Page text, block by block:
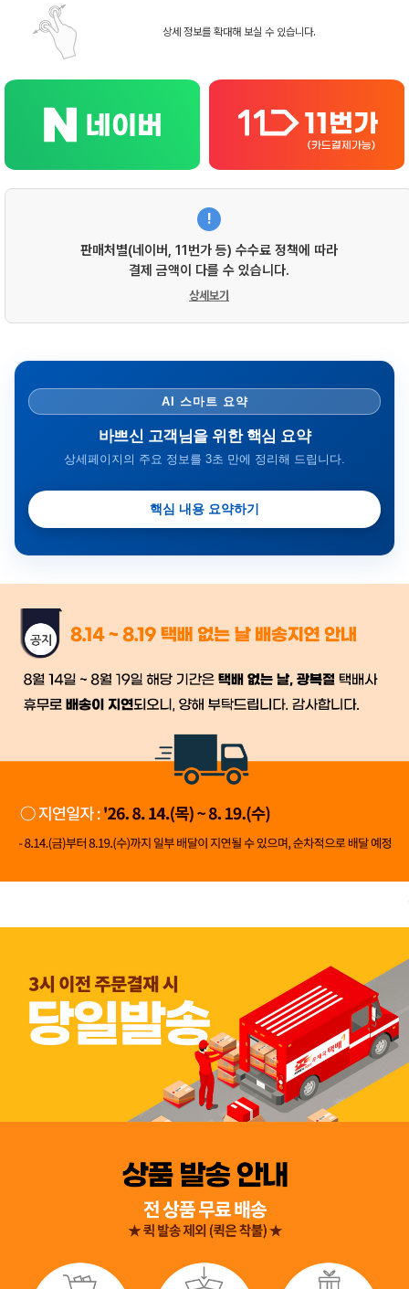
상세 정보를 확대해 보실 수 있습니다.
!
판매처별(네이버, 11번가 등) 수수료 정책에 따라
결제 금액이 다를 수 있습니다.
상세보기
AI 스마트 요약
바쁘신 고객님을 위한 핵심 요약
상세페이지의 주요 정보를 3초 만에 정리해 드립니다.
핵심 내용 요약하기
금일 시세가 적용
배송
시작 후 환불이 불가